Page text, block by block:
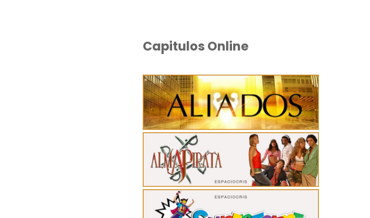
Capitulos Online